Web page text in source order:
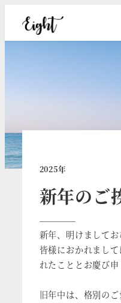
ツ
へ
移
2025年
新年のご
新年、明けましてお
皆様におかれまし
れたこととお慶び申
旧年中は、格別の